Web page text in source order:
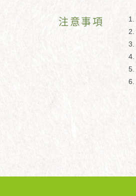
注意事項